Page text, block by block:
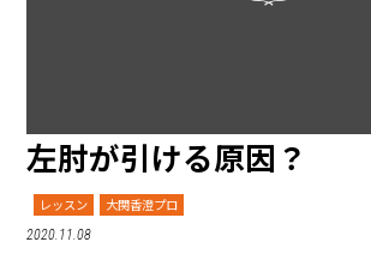
左肘が引ける原因？
レッスン 大関香澄プロ
2020.11.08